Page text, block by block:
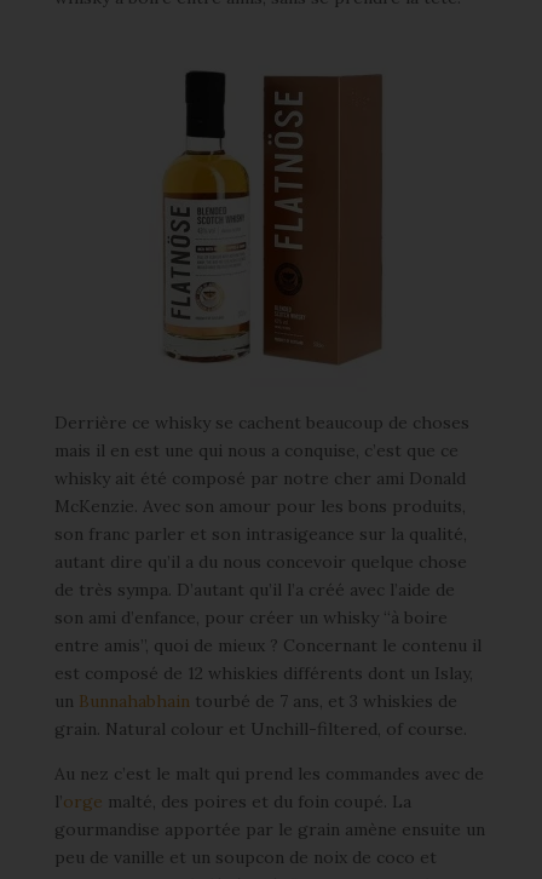
Derrière ce whisky se cachent beaucoup de choses
mais il en est une qui nous a conquise, c’est que ce
whisky ait été composé par notre cher ami Donald
McKenzie. Avec son amour pour les bons produits,
son franc parler et son intrasigeance sur la qualité,
autant dire qu’il a du nous concevoir quelque chose
de très sympa. D’autant qu’il l’a créé avec l’aide de
son ami d’enfance, pour créer un whisky “à boire
entre amis”, quoi de mieux ? Concernant le contenu il
est composé de 12 whiskies différents dont un Islay,
un Bunnahabhain tourbé de 7 ans, et 3 whiskies de
grain. Natural colour et Unchill-filtered, of course.
Au nez c’est le malt qui prend les commandes avec de
l’orge malté, des poires et du foin coupé. La
gourmandise apportée par le grain amène ensuite un
peu de vanille et un soupcon de noix de coco et